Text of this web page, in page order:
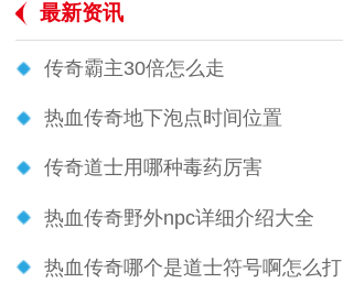
最新资讯
传奇霸主30倍怎么走
热血传奇地下泡点时间位置
传奇道士用哪种毒药厉害
热血传奇野外npc详细介绍大全
热血传奇哪个是道士符号啊怎么打